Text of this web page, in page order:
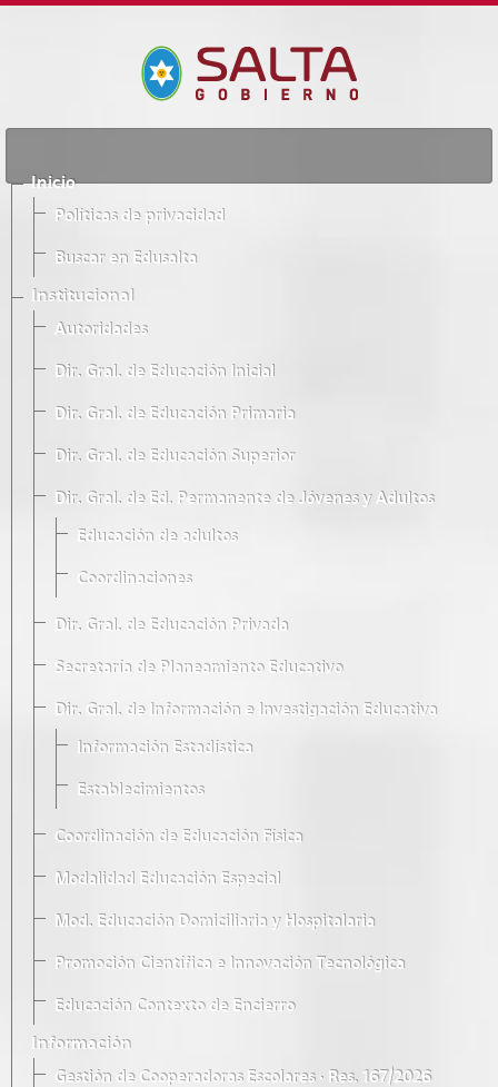
Inicio
Políticas de privacidad
Buscar en Edusalta
Institucional
Autoridades
Dir. Gral. de Educación Inicial
Dir. Gral. de Educación Primaria
Dir. Gral. de Educación Superior
Dir. Gral. de Ed. Permanente de Jóvenes y Adultos
Educación de adultos
Coordinaciones
Dir. Gral. de Educación Privada
Secretaría de Planeamiento Educativo
Dir. Gral. de Información e Investigación Educativa
Información Estadística
Establecimientos
Coordinación de Educación Física
Modalidad Educación Especial
Mod. Educación Domiciliaria y Hospitalaria
Promoción Científica e Innovación Tecnológica
Educación Contexto de Encierro
Información
Gestión de Cooperadoras Escolares · Res. 167/2026